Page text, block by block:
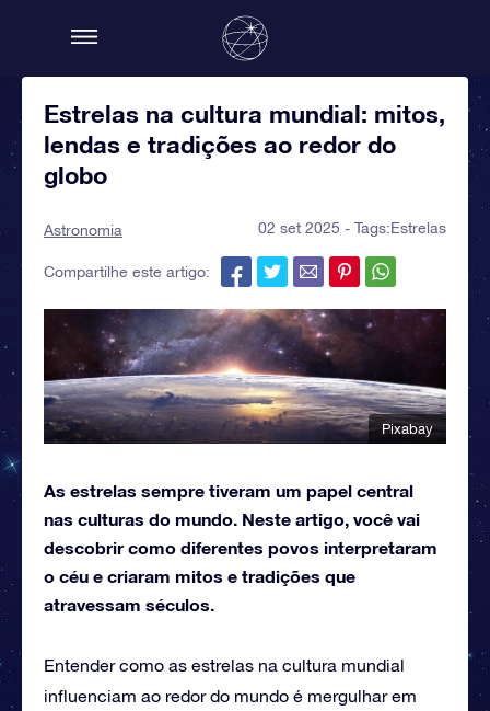
Estrelas na cultura mundial: mitos,
lendas e tradições ao redor do
globo
Astronomia 02 set 2025 - Tags:Estrelas
Compartilhe este artigo:
Pixabay
As estrelas sempre tiveram um papel central
nas culturas do mundo. Neste artigo, você vai
descobrir como diferentes povos interpretaram
o céu e criaram mitos e tradições que
atravessam séculos.
Entender como as estrelas na cultura mundial
influenciam ao redor do mundo é mergulhar em